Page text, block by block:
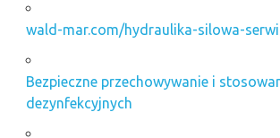
wald-mar.com/hydraulika-silowa-
Bezpieczne przechowywanie i
dezynfekcyjnych